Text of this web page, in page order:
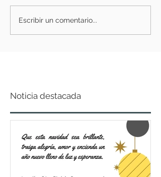
Escribir un comentario...
Noticia destacada